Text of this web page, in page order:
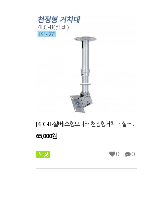
[4LC-B-실버]소형모니터 천정형거치대 실버_15~27인치/봉높이 650~850mm
65,000원
0 0